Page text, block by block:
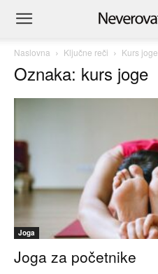
Naslovna Ključne reči Kurs joge
Oznaka: kurs joge
Joga
Joga za početnike